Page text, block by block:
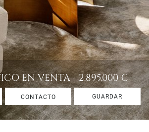
EN VENTA - 2.895.000 €
CONTACTO GUARDAR